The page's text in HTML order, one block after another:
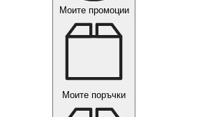
Моите промоции
Моите поръчки